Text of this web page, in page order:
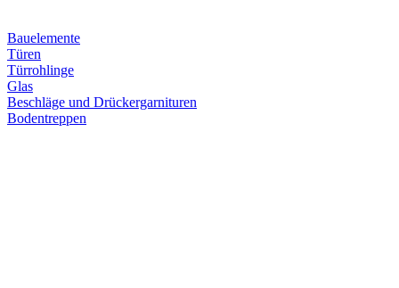
Bauelemente
Türen
Türrohlinge
Glas
Beschläge und Drückergarnituren
Bodentreppen